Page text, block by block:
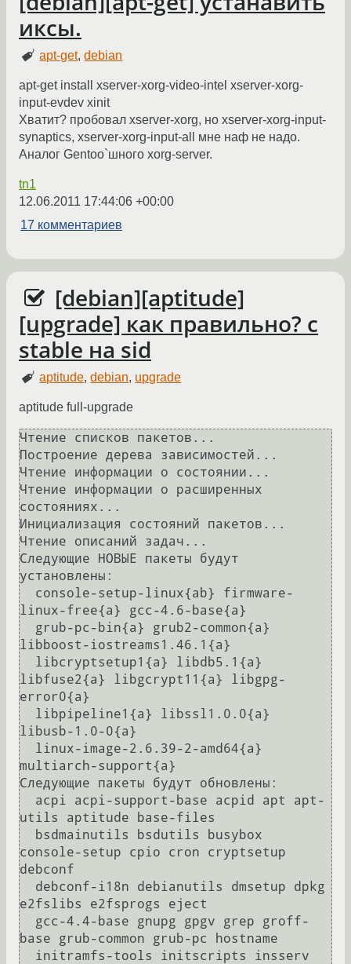
иксы.
apt-get,debian
apt-get install xserver-xorg-video-intel xserver-xorg-
input-evdev xinit
Хватит? пробовал xserver-xorg, но xserver-xorg-input-
synaptics, xserver-xorg-input-all мне наф не надо.
Аналог Gentoo`шного xorg-server.
tn1
12.06.2011 17:44:06 +00:00
17 комментариев
[debian][aptitude]
[upgrade] как правильно? с
stable на sid
aptitude,debian, upgrade
aptitude full-upgrade
Чтение списков пакетов...
Построение дерева зависимостей...
Чтение информации о состоянии...
Чтение информации о расширенных
состояниях...
Инициализация состояний пакетов...
Чтение описаний задач...
Следующие НОВЫЕ пакеты будут
установлены:
linux-free{a} gcc-4.6-base{a}
libboost-iostreams1.46.1{a}
libfuse2{a} libgcrypt11{a} libgpg-
error0{a}
libusb-1.0-0{a}
multiarch-support{a}
Следующие пакеты будут обновлены:
utils aptitude base-files
console-setup cpio cron cryptsetup
debconf
e2fslibs e2fsprogs eject
base grub-common grub-pc hostname